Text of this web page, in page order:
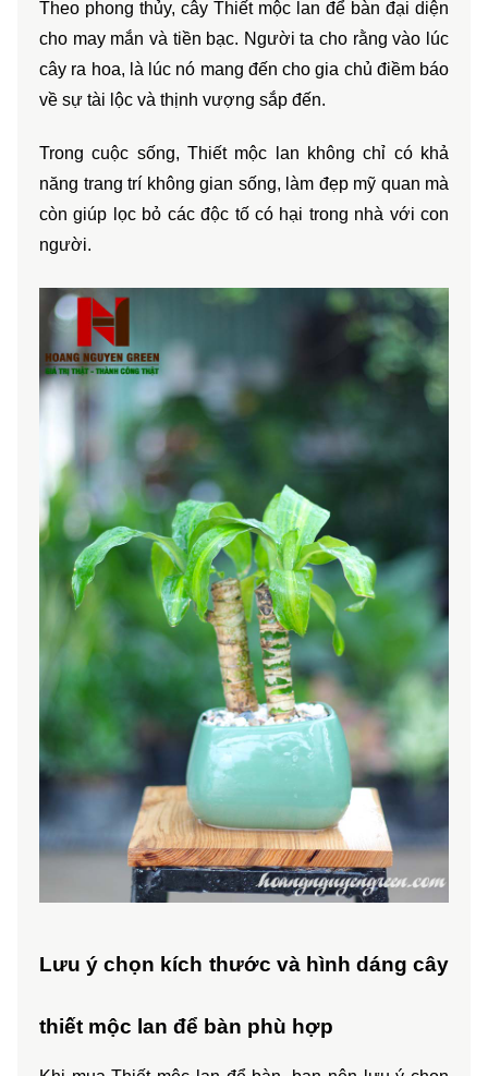
Theo phong thủy, cây Thiết mộc lan để bàn đại diện
cho may mắn và tiền bạc. Người ta cho rằng vào lúc
cây ra hoa, là lúc nó mang đến cho gia chủ điềm báo
về sự tài lộc và thịnh vượng sắp đến.
Trong cuộc sống, Thiết mộc lan không chỉ có khả
năng trang trí không gian sống, làm đẹp mỹ quan mà
còn giúp lọc bỏ các độc tố có hại trong nhà với con
người.
Lưu ý chọn kích thước và hình dáng cây
thiết mộc lan để bàn phù hợp